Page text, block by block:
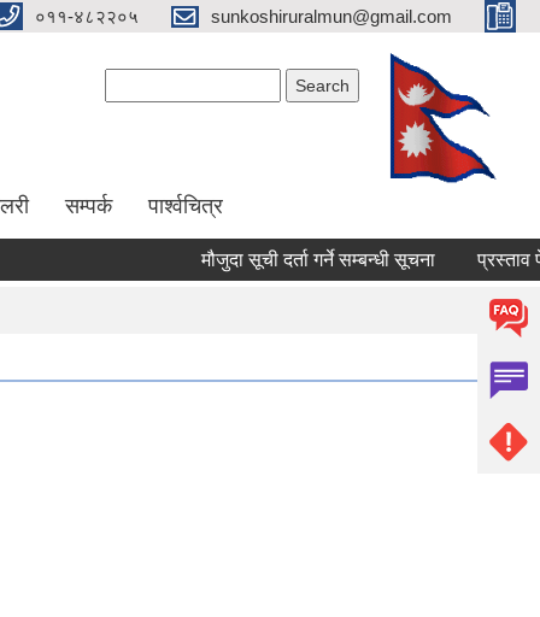
०११-४८२२०५ sunkoshiruralmun@gmail.com
सम्पर्क पार्श्वचित्र
मौजुदा सूची दर्ता गर्ने सम्बन्धी सूचना प्रस्ताव पेश